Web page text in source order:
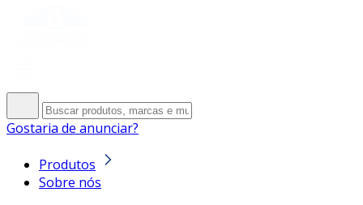
Gostaria de anunciar?
Produtos
Sobre nós